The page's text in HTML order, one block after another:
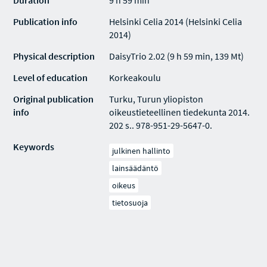
Publication info
Helsinki Celia 2014 (Helsinki Celia
2014)
Physical description
DaisyTrio 2.02 (9 h 59 min, 139 Mt)
Level of education
Korkeakoulu
Original publication
info
Turku, Turun yliopiston
oikeustieteellinen tiedekunta 2014.
202 s.. 978-951-29-5647-0.
Keywords
julkinen hallinto
lainsäädäntö
oikeus
tietosuoja